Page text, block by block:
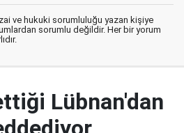
ve hukuki sorumluluğu yazan kişiye
sorumlu değildir. Her bir yorum
Lübnan'dan